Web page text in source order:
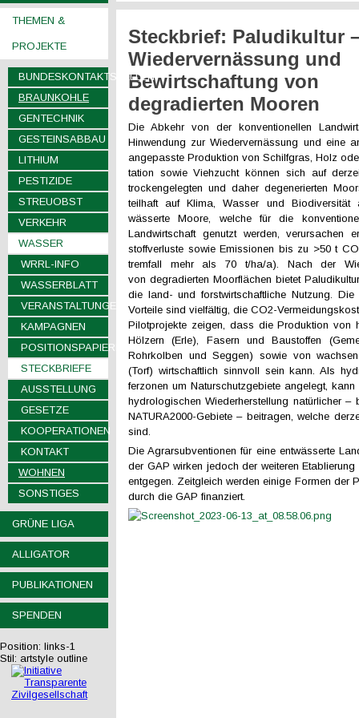
THEMEN &
PROJEKTE
BUNDESKONTAKTSTELLEN
BRAUNKOHLE
GENTECHNIK
GESTEINSABBAU
LITHIUM
PESTIZIDE
STREUOBST
VERKEHR
WASSER
WRRL-INFO
WASSERBLATT
VERANSTALTUNGEN
KAMPAGNEN
POSITIONSPAPIERE
STECKBRIEFE
AUSSTELLUNG
GESETZE
KOOPERATIONEN
KONTAKT
WOHNEN
SONSTIGES
GRÜNE LIGA
ALLIGATOR
PUBLIKATIONEN
SPENDEN
Position: links-1
Stil: artstyle outline
Steckbrief: Paludikultur
Wiedervernässung und
Bewirtschaftung von
degradierten Mooren
Die Abkehr von der konventionellen
Hinwendung zur Wiedervernässung und eine
angepasste Produktion von Schilfgras, Holz
tation sowie Viehzucht können sich auf
trockengelegten und daher degenerierten
teilhaft auf Klima, Wasser und Biodiversität
wässerte Moore, welche für die
Landwirtschaft genutzt werden, verursachen
stoffverluste sowie Emissionen bis zu >50 t
tremfall mehr als 70 t/ha/a). Nach der
von degradierten Moorflächen bietet
die land- und forstwirtschaftliche Nutzung.
Vorteile sind vielfältig, die CO2-
Pilotprojekte zeigen, dass die Produktion von
Hölzern (Erle), Fasern und Baustoffen
Rohrkolben und Seggen) sowie von
(Torf) wirtschaftlich sinnvoll sein kann. Als
ferzonen um Naturschutzgebiete angelegt,
hydrologischen Wiederherstellung natürlicher –
NATURA2000-Gebiete – beitragen, welche
sind.
Die Agrarsubventionen für eine entwässerte
der GAP wirken jedoch der weiteren
entgegen. Zeitgleich werden einige Formen der
durch die GAP finanziert.